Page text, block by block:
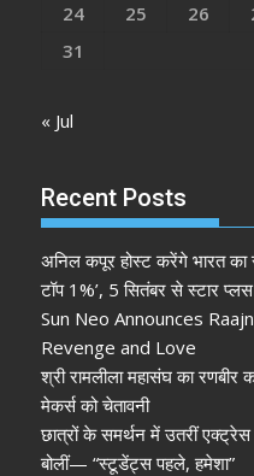
24
25 26
31
« Jul
Recent Posts
अनिल कपूर होस्ट करेंगे भारत का
टॉप 1%’, 5 सितंबर से स्टार प्लस
Sun Neo Announces
Revenge and Love
श्री रामलीला महासंघ का
मेकर्स को चेतावनी
छात्रों के समर्थन में उतरीं एक्ट्रेस
बोलीं— “स्टूडेंट्स पहले, हमेशा”